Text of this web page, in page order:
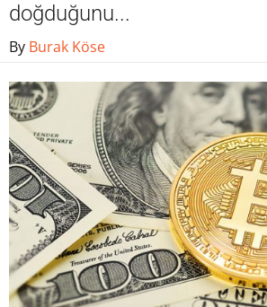
doğduğunu...
By Burak Köse